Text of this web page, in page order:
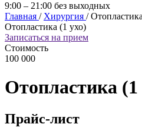
9:00 – 21:00 без выходных
Главная / Хирургия /
Отопластика (1 ухо)
Записаться на прием
Стоимость
100 000
Отопластика (1
Прайс-лист